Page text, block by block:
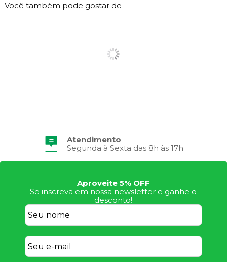
Você também pode gostar de
Atendimento
Segunda à Sexta das 8h às 17h
Aproveite 5% OFF
Se inscreva em nossa newsletter e ganhe o
desconto!